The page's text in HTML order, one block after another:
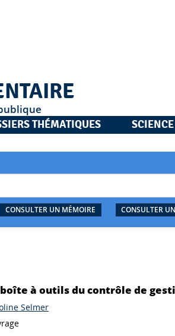
THÉMATIQUES
CONSULTER UN MÉMOIRE CONSULTER
à outils du contrôle de
Selmer